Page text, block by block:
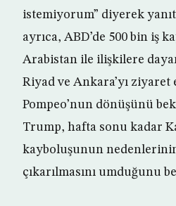
istemiyorum” diyerek
ayrıca, ABD’de 500 bin iş
Arabistan ile ilişkilere
Riyad ve Ankara’yı ziyaret
Pompeo’nun dönüşünü
Trump, hafta sonu kadar
kayboluşunun
çıkarılmasını umduğunu